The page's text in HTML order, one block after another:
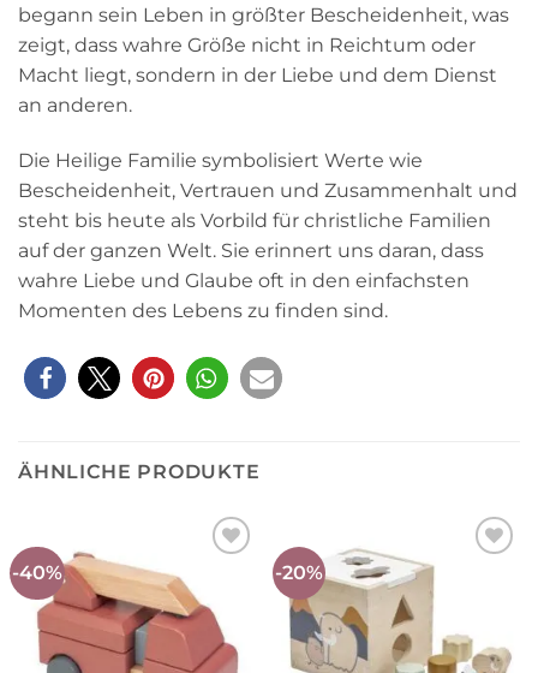
begann sein Leben in größter Bescheidenheit, was
zeigt, dass wahre Größe nicht in Reichtum oder
Macht liegt, sondern in der Liebe und dem Dienst
an anderen.
Die Heilige Familie symbolisiert Werte wie
Bescheidenheit, Vertrauen und Zusammenhalt und
steht bis heute als Vorbild für christliche Familien
auf der ganzen Welt. Sie erinnert uns daran, dass
wahre Liebe und Glaube oft in den einfachsten
Momenten des Lebens zu finden sind.
ÄHNLICHE PRODUKTE
-40%
Wunschliste
-20%
Wunschliste